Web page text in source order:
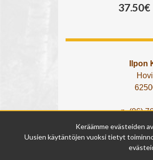
37.50€
Ilpon
p. (06)
tai lähetä
y-
Keräämme evästeiden
Uusien käytäntöjen vuoksi tietyt